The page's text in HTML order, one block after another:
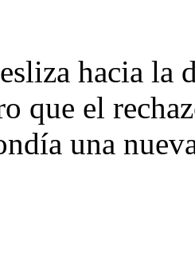
hacia
que el
una